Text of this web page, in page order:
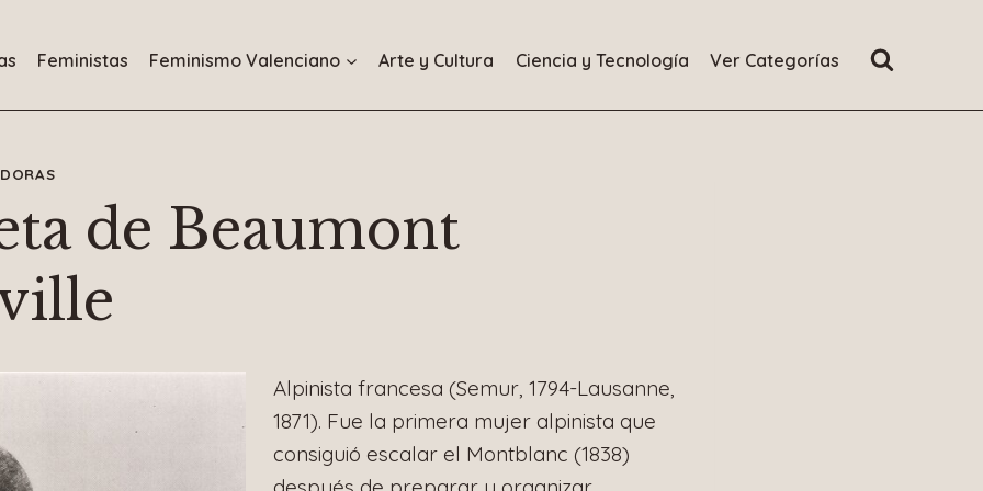
Feministas Feminismo Valenciano Arte y Cultura Ciencia y Tecnología Ver Categorías
de Beaumont
Alpinista francesa (Semur, 1794-Lausanne,
1871). Fue la primera mujer alpinista que
consiguió escalar el Montblanc (1838)